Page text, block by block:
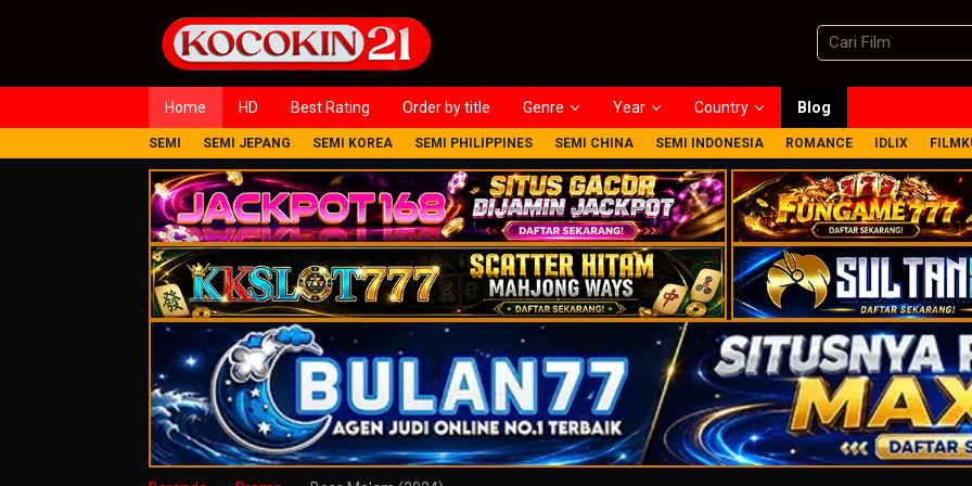
Home HD Best Rating Order by title Genre Year Country Blog
SEMI SEMI JEPANG SEMI KOREA SEMI PHILIPPINES SEMI CHINA SEMI INDONESIA ROMANCE IDLIX